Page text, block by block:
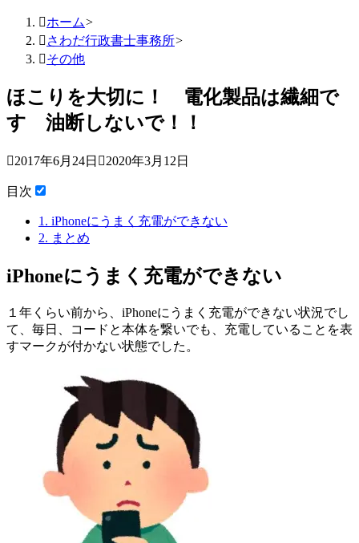
ホーム>
 さわだ行政書士事務所>
その他
ほこりを大切に！ 電化製品は繊細で
す 油断しないで！！
2017年6月24日 2020年3月12日
目次
1. iPhoneにうまく充電ができない
2. まとめ
iPhoneにうまく充電ができない
１年くらい前から、iPhoneにうまく充電ができない状況でし
て、毎日、コードと本体を繋いでも、充電していることを表
すマークが付かない状態でした。